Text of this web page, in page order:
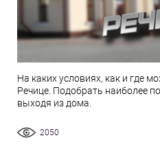
На каких условиях, как и где
Речице. Подобрать наиболее
выходя из дома.
2050